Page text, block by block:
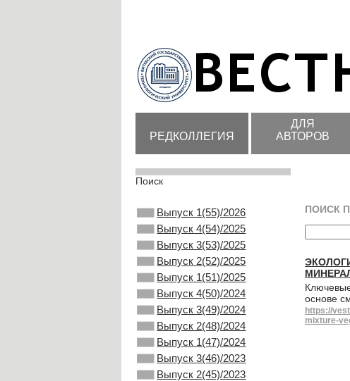
РЕДКОЛЛЕГИЯ
ДЛЯ
АВТОРОВ
Поиск
Выпуск 1(55)/2026
Выпуск 4(54)/2025
Выпуск 3(53)/2025
Выпуск 2(52)/2025
Выпуск 1(51)/2025
Выпуск 4(50)/2024
Выпуск 3(49)/2024
Выпуск 2(48)/2024
Выпуск 1(47)/2024
Выпуск 3(46)/2023
Выпуск 2(45)/2023
ПОИСК
основе
https://
mixture-